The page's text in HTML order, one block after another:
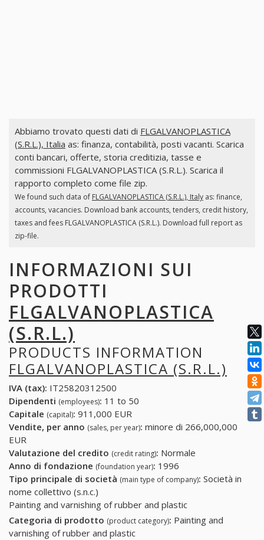
Abbiamo trovato questi dati di FLGALVANOPLASTICA
(S.R.L.), Italia as: finanza, contabilità, posti vacanti. Scarica
conti bancari, offerte, storia creditizia, tasse e
commissioni FLGALVANOPLASTICA (S.R.L.). Scarica il
rapporto completo come file zip.
We found such data of FLGALVANOPLASTICA (S.R.L.), Italyas: finance,
accounts, vacancies. Download bank accounts, tenders, credit history,
taxes and fees FLGALVANOPLASTICA (S.R.L.). Download full report as
zip-file.
INFORMAZIONI SUI
PRODOTTI
FLGALVANOPLASTICA
(S.R.L.)
PRODUCTS INFORMATION
FLGALVANOPLASTICA (S.R.L.)
IVA (tax): IT25820312500
Dipendenti (employees): 11 to 50
Capitale (capital): 911,000 EUR
Vendite, per anno (sales, per year): minore di 266,000,000
EUR
Valutazione del credito (credit rating): Normale
Anno di fondazione (foundation year): 1996
Tipo principale di società (main type of company): Società in
nome collettivo (s.n.c.)
Painting and varnishing of rubber and plastic
Categoria di prodotto (product category): Painting and
varnishing of rubber and plastic